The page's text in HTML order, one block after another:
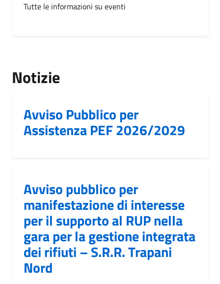
Tutte le informazioni su eventi
Notizie
Avviso Pubblico per
Assistenza PEF 2026/2029
Avviso pubblico per
manifestazione di interesse
per il supporto al RUP nella
gara per la gestione integrata
dei rifiuti – S.R.R. Trapani
Nord